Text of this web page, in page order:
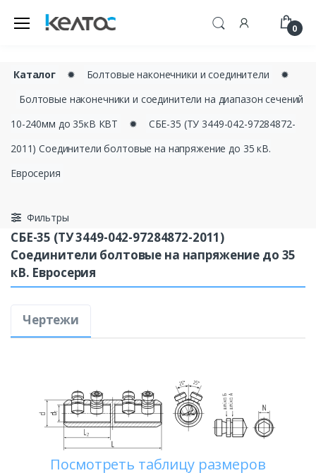
0
Каталог ✹ Болтовые наконечники и соединители
✹
Болтовые наконечники и соединители на диапазон сечений
10-240мм до 35кВ КВТ
✹
СБЕ-35 (ТУ 3449-042-97284872-
2011) Соединители болтовые на напряжение до 35 кВ.
Евросерия
Фильтры
СБЕ-35 (ТУ 3449-042-97284872-2011)
Соединители болтовые на напряжение до 35
кВ. Евросерия
Чертежи
Посмотреть таблицу размеров